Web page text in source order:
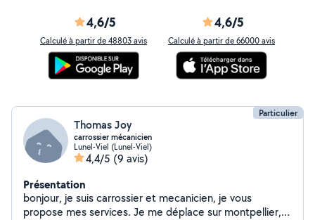
4,6/5
Calculé à partir de 48803 avis
4,6/5
Calculé à partir de 66000 avis
Particulier
Thomas Joy
carrossier mécanicien
Lunel-Viel (Lunel-Viel)
4,4/5 (9 avis)
Présentation
bonjour, je suis carrossier et mecanicien, je vous
propose mes services. Je me déplace sur montpellier,